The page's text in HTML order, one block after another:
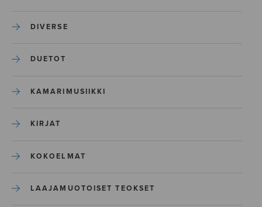
DIVERSE
DUETOT
KAMARIMUSIIKKI
KIRJAT
KOKOELMAT
LAAJAMUOTOISET TEOKSET